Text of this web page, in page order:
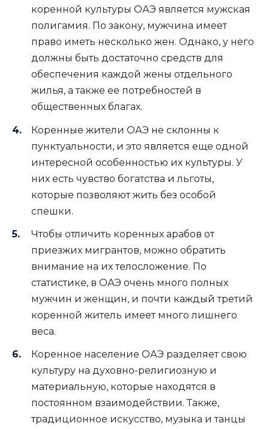
коренной культуры ОАЭ является мужская
полигамия. По закону, мужчина имеет
право иметь несколько жен. Однако, у него
должны быть достаточно средств для
обеспечения каждой жены отдельного
жилья, а также ее потребностей в
общественных благах.
Коренные жители ОАЭ не склонны к
пунктуальности, и это является еще одной
интересной особенностью их культуры. У
них есть чувство богатства и льготы,
которые позволяют жить без особой
спешки.
Чтобы отличить коренных арабов от
приезжих мигрантов, можно обратить
внимание на их телосложение. По
статистике, в ОАЭ очень много полных
мужчин и женщин, и почти каждый третий
коренной житель имеет много лишнего
веса.
Коренное население ОАЭ разделяет свою
культуру на духовно-религиозную и
материальную, которые находятся в
постоянном взаимодействии. Также,
традиционное искусство, музыка и танцы